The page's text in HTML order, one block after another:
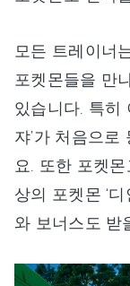
모든 트레이너
포켓몬들을 만
있습니다. 특히
쟈’가 처음으
요. 또한 포켓
상의 포켓몬 ‘
와 보너스도 받